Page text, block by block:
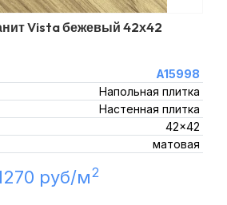
Vista бежевый 42х42
A15998
Напольная плитка
Настенная плитка
42x42
матовая
руб/м2